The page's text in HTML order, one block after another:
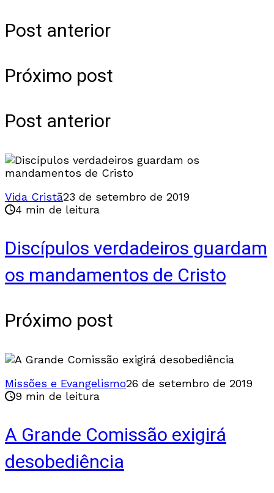
Post anterior
Próximo post
Post anterior
Vida Cristã23 de setembro de 2019
4 min de leitura
Discípulos verdadeiros guardam
os mandamentos de Cristo
Próximo post
Missões e Evangelismo26 de setembro de 2019
9 min de leitura
A Grande Comissão exigirá
desobediência